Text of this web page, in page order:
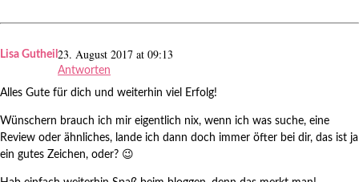
Lisa Gutheil 23. August 2017 at 09:13
Antworten
Alles Gute für dich und weiterhin viel Erfolg!
Wünschern brauch ich mir eigentlich nix, wenn ich was suche, eine
Review oder ähnliches, lande ich dann doch immer öfter bei dir, das ist ja
ein gutes Zeichen, oder? 😉